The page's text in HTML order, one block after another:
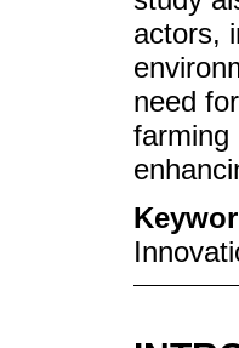
actors,
need
farming